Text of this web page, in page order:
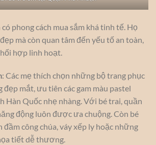
phong cách mua sắm khá tinh tế. Họ
mà còn quan tâm đến yếu tố an toàn,
hợp linh hoạt.
: Các mẹ thích chọn những bộ trang phục
mắt, ưu tiên các gam màu pastel
Hàn Quốc nhẹ nhàng. Với bé trai, quần
động luôn được ưa chuộng. Còn bé
công chúa, váy xếp ly hoặc những
tiết dễ thương.